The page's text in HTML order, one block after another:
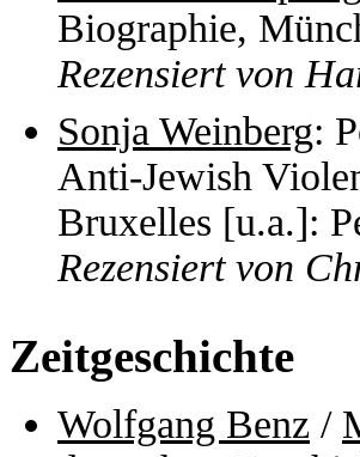
Biographie,
Rezensiert von
Sonja Weinberg:
Anti-Jewish
Bruxelles [u.a.]:
Rezensiert von
Zeitgeschichte
Wolfgang Benz /